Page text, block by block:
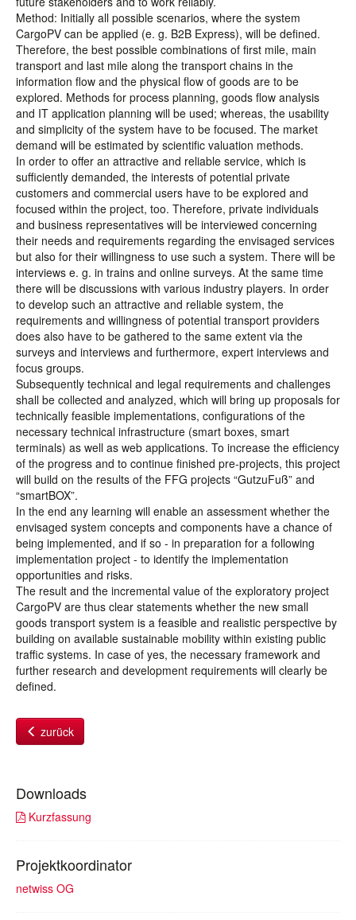
Method: Initially all possible scenarios, where the system
CargoPV can be applied (e. g. B2B Express), will be defined.
Therefore, the best possible combinations of first mile, main
transport and last mile along the transport chains in the
information flow and the physical flow of goods are to be
explored. Methods for process planning, goods flow analysis
and IT application planning will be used; whereas, the usability
and simplicity of the system have to be focused. The market
demand will be estimated by scientific valuation methods.
In order to offer an attractive and reliable service, which is
sufficiently demanded, the interests of potential private
customers and commercial users have to be explored and
focused within the project, too. Therefore, private individuals
and business representatives will be interviewed concerning
their needs and requirements regarding the envisaged services
but also for their willingness to use such a system. There will be
interviews e. g. in trains and online surveys. At the same time
there will be discussions with various industry players. In order
to develop such an attractive and reliable system, the
requirements and willingness of potential transport providers
does also have to be gathered to the same extent via the
surveys and interviews and furthermore, expert interviews and
focus groups.
Subsequently technical and legal requirements and challenges
shall be collected and analyzed, which will bring up proposals for
technically feasible implementations, configurations of the
necessary technical infrastructure (smart boxes, smart
terminals) as well as web applications. To increase the efficiency
of the progress and to continue finished pre-projects, this project
will build on the results of the FFG projects “GutzuFuß” and
“smartBOX”.
In the end any learning will enable an assessment whether the
envisaged system concepts and components have a chance of
being implemented, and if so - in preparation for a following
implementation project - to identify the implementation
opportunities and risks.
The result and the incremental value of the exploratory project
CargoPV are thus clear statements whether the new small
goods transport system is a feasible and realistic perspective by
building on available sustainable mobility within existing public
traffic systems. In case of yes, the necessary framework and
further research and development requirements will clearly be
defined.
zurück
Downloads
Kurzfassung
Projektkoordinator
netwiss OG